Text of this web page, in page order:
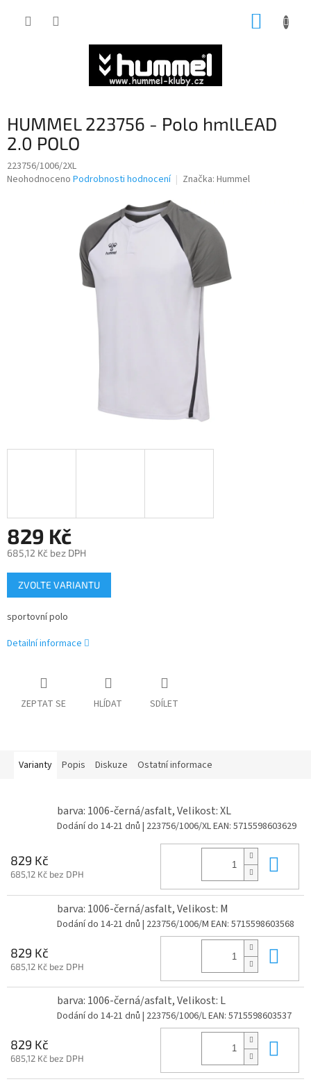
HUMMEL 223756 - Polo hmlLEAD
2.0 POLO
223756/1006/2XL
Průměrné
Neohodnoceno Podrobnosti hodnocení Značka: Hummel
829 Kč
685,12 Kč bez DPH
Měrná
cena:
ZVOLTE VARIANTU
sportovní polo
Detailní informace
ZEPTAT SE HLÍDAT SDÍLET
Varianty Popis Diskuze Ostatní informace
barva: 1006-černá/asfalt, Velikost: XL
Dodání do 14-21 dnů | 223756/1006/XLEAN: 5715598603629
829 Kč
685,12 Kč bez DPH
barva: 1006-černá/asfalt, Velikost: M
Dodání do 14-21 dnů | 223756/1006/M EAN: 5715598603568
829 Kč
685,12 Kč bez DPH
barva: 1006-černá/asfalt, Velikost: L
Dodání do 14-21 dnů | 223756/1006/LEAN: 5715598603537
829 Kč
685,12 Kč bez DPH